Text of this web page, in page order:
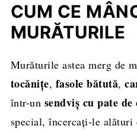
CUM CE
MURĂTURILE
Murăturile astea merg de
tocănițe, fasole bătută,
într-un sendviș cu pate de
special, încercați-le alături